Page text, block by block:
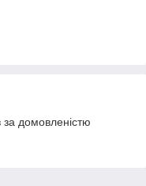
домовленістю